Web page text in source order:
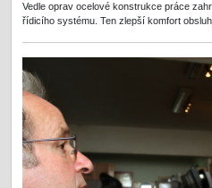
Vedle oprav ocelové konstrukce práce
řídicího systému. Ten zlepší komfort